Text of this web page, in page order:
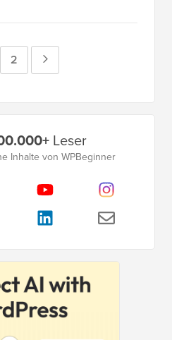
Seite
2
Leser
Inhalte von WPBeginner